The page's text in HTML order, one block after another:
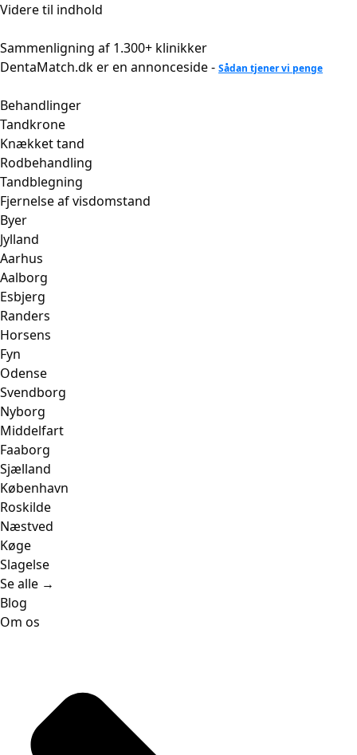
Videre til indhold
Sammenligning af 1.300+ klinikker
DentaMatch.dk er en annonceside - Sådan tjener vi penge
Behandlinger
Tandkrone
Knækket tand
Rodbehandling
Tandblegning
Fjernelse af visdomstand
Byer
Jylland
Aarhus
Aalborg
Esbjerg
Randers
Horsens
Fyn
Odense
Svendborg
Nyborg
Middelfart
Faaborg
Sjælland
København
Roskilde
Næstved
Køge
Slagelse
Se alle →
Blog
Om os